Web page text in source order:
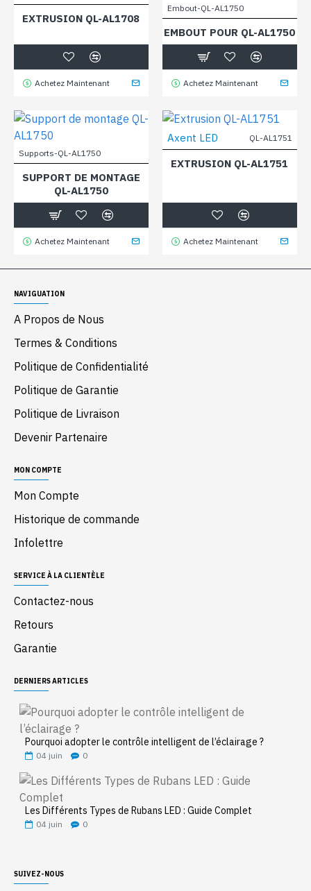
EXTRUSION QL-AL1708
Achetez Maintenant
Embout-QL-AL1750
EMBOUT POUR QL-AL1750
Achetez Maintenant
Supports-QL-AL1750
SUPPORT DE MONTAGE
QL-AL1750
Achetez Maintenant
Axent LED QL-AL1751
EXTRUSION QL-AL1751
Achetez Maintenant
NAVIGUATION
A Propos de Nous
Termes & Conditions
Politique de Confidentialité
Politique de Garantie
Politique de Livraison
Devenir Partenaire
MON COMPTE
Mon Compte
Historique de commande
Infolettre
SERVICE À LA CLIENTÈLE
Contactez-nous
Retours
Garantie
DERNIERS ARTICLES
Pourquoi adopter le contrôle intelligent de l’éclairage ?
04 juin 0
Les Différents Types de Rubans LED : Guide Complet
04 juin 0
SUIVEZ-NOUS